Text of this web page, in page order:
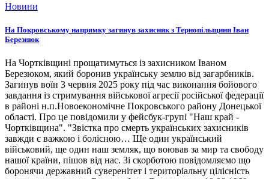
Новини
На Покровському напрямку загинув захисник з Тернопільщини Іван
Березнюк
На Чортківщині прощатимуться із захисником Іваном
Березюком, який боронив українську землю від загарбників.
Загинув воїн 3 червня 2025 року під час виконання бойового
завдання із стримування військової агресії російської федерації
в районі н.п.Новоекономічне Покровського району Донецької
області. Про це повідомили у фейсбук-групі "Наш край -
Чортківщина". "Звістка про смерть українських захисників
завжди є важкою і болісною… Ще один український
військовий, ще один наш земляк, що воював за мир та свободу
нашої країни, пішов від нас. Зі скорботою повідомляємо що
боронячи державний суверенітет і територіальну цілісність